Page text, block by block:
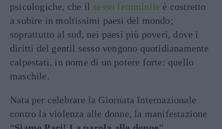
psicologiche, che il sesso femminile è costretto
a subire in moltissimi paesi del mondo;
soprattutto al sud, nei paesi più poveri, dove i
diritti del gentil sesso vengono quotidianamente
calpestati, in nome di un potere forte: quello
maschile.
Nata per celebrare la Giornata Internazionale
contro la violenza alle donne, la manifestazione